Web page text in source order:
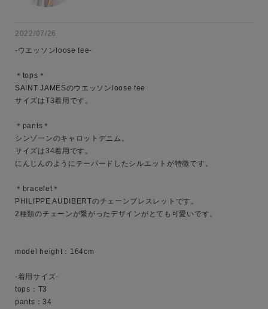
キーワード
性別
MENS LADIES
サイズ
2022/07/26
-ウエッソンloose tee-
＊tops＊
SAINT JAMESのウエッソンloose tee
サイズはT3着用です。
＊pants＊
シンゾーンのキャロットデニム。
サイズは34着用です。
にんじんのようにテーパードしたシルエットが特徴です。
＊bracelet＊
PHILIPPE AUDIBERTのチェーンブレスレットです。
2種類のチェーンが繋がったデザインがとても可愛いです。
model height：164cm
-着用サイズ-
tops：T3
pants：34